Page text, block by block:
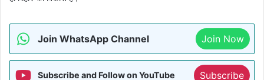
Join WhatsApp Channel Join Now
Subscribe and Follow on YouTube Subscribe